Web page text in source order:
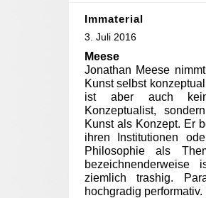
Immaterial
3. Juli 2016
Meese
Jonathan Meese
Kunst selbst
ist aber auch kein
Konzeptualist,
Kunst als Konzept. Er
ihren Institutionen
Philosophie als
ziemlich trashig.
hochgradig